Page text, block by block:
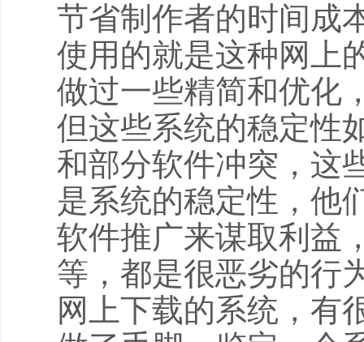
节省制作者的时间成
使用的就是这种网上
做过一些精简和优化
但这些系统的稳定性
和部分软件冲突，这
是系统的稳定性，他
软件推广来谋取利益
等，都是很恶劣的行
网上下载的系统，有